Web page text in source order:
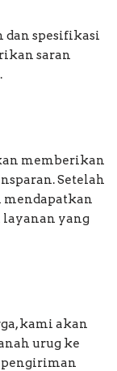
dan spesifikasi
saran
memberikan
Setelah
mendapatkan
layanan yang
kami akan
urug ke